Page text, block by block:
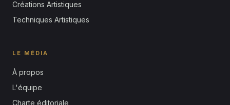
Créations Artistiques
Techniques Artistiques
LE MÉDIA
À propos
L'équipe
Charte éditoriale